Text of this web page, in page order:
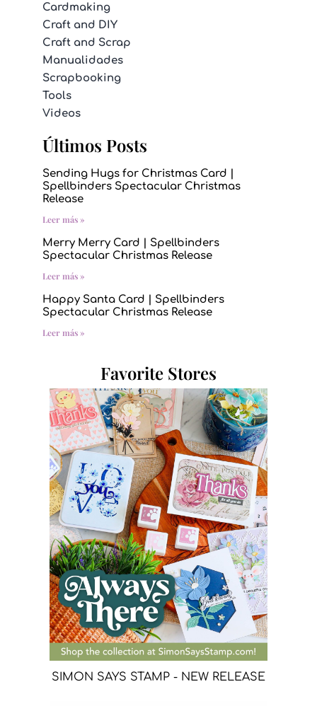
Cardmaking
Craft and DIY
Craft and Scrap
Manualidades
Scrapbooking
Tools
Videos
Últimos Posts
Sending Hugs for Christmas Card |
Spellbinders Spectacular Christmas
Release
Leer más »
Merry Merry Card | Spellbinders
Spectacular Christmas Release
Leer más »
Happy Santa Card | Spellbinders
Spectacular Christmas Release
Leer más »
Favorite Stores
SIMON SAYS STAMP - NEW RELEASE